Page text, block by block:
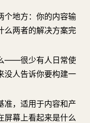
个地方：你的内容输
么两者的解决方案完
——很少有人日常使
没人告诉你要构建一
准，适用于内容和产
屏幕上看起来是什么